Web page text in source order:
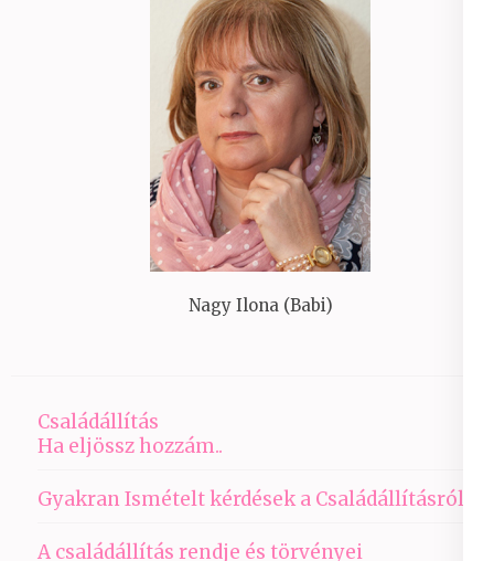
Nagy Ilona (Babi)
Családállítás
Ha eljössz hozzám..
Gyakran Ismételt kérdések a Családállításról
A családállítás rendje és törvényei